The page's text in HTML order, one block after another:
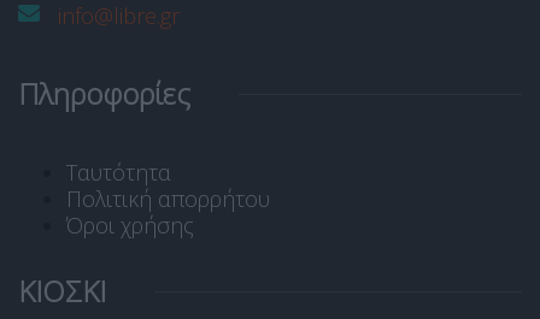
info@libre.gr
Πληροφορίες
Ταυτότητα
Πολιτική απορρήτου
Όροι χρήσης
ΚΙΟΣΚΙ